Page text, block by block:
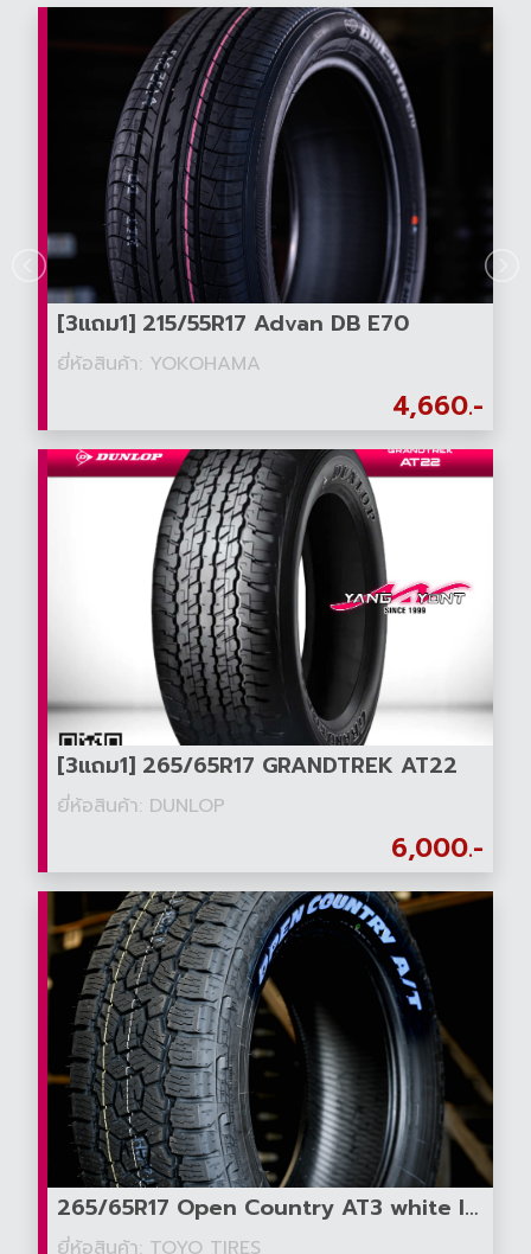
[3แถม1] 215/55R17 Advan DB E70
ยี่ห้อสินค้า: YOKOHAMA
4,660.-
[3แถม1] 265/65R17 GRANDTREK AT22
ยี่ห้อสินค้า: DUNLOP
6,000.-
265/65R17 Open Country AT3 white letter